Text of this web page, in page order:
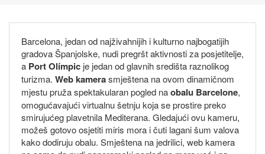
Barcelona, jedan od najživahnijih i kulturno najbogatijih
gradova Španjolske, nudi pregršt aktivnosti za posjetitelje,
a Port Olímpic je jedan od glavnih središta raznolikog
turizma. Web kamerasmještena na ovom dinamičnom
mjestu pruža spektakularan pogled naobalu Barcelone,
omogućavajući virtualnu šetnju koja se prostire preko
smirujućeg plavetnila Mediterana. Gledajući ovu kameru,
možeš gotovo osjetiti miris mora i čuti lagani šum valova
kako dodiruju obalu. Smještena na jedrilici, web kamera